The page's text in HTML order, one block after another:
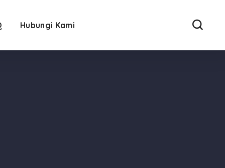
Hubungi Kami